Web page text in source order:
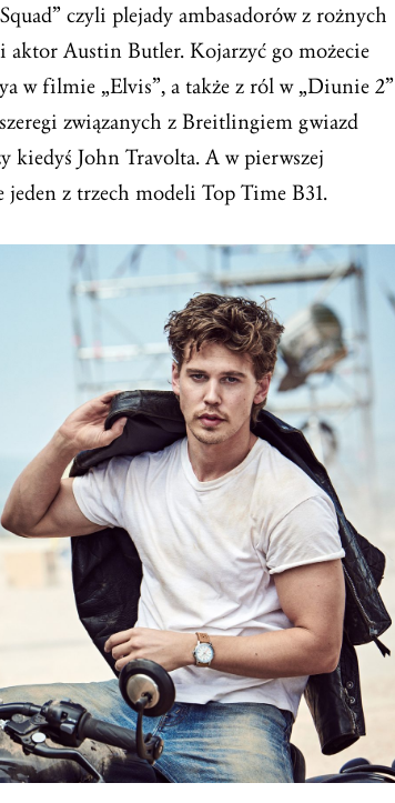
czyli plejady ambasadorów z rożnych
aktor Austin Butler. Kojarzyć go możecie
w filmie „Elvis”, a także z ról w „Diunie 2”
związanych z Breitlingiem gwiazd
John Travolta. A w pierwszej
z trzech modeli Top Time B31.